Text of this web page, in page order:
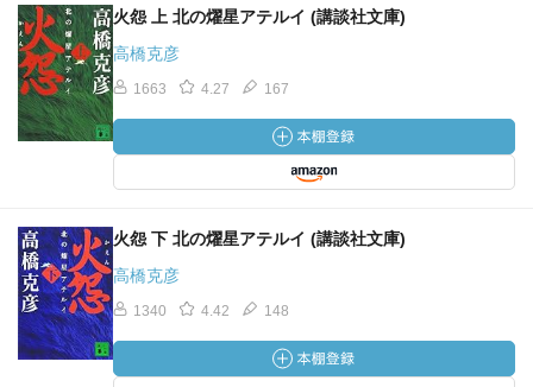
火怨 上 北の燿星アテルイ (講談社文庫)
高橋克彦
1663 4.27 167
火怨 下 北の燿星アテルイ (講談社文庫)
高橋克彦
1340 4.42 148